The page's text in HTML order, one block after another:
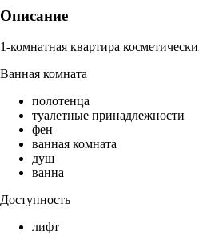
Описание
1-комнатная квартира
Ванная комната
полотенца
туалетные принадлежности
фен
ванная комната
душ
ванна
Доступность
лифт